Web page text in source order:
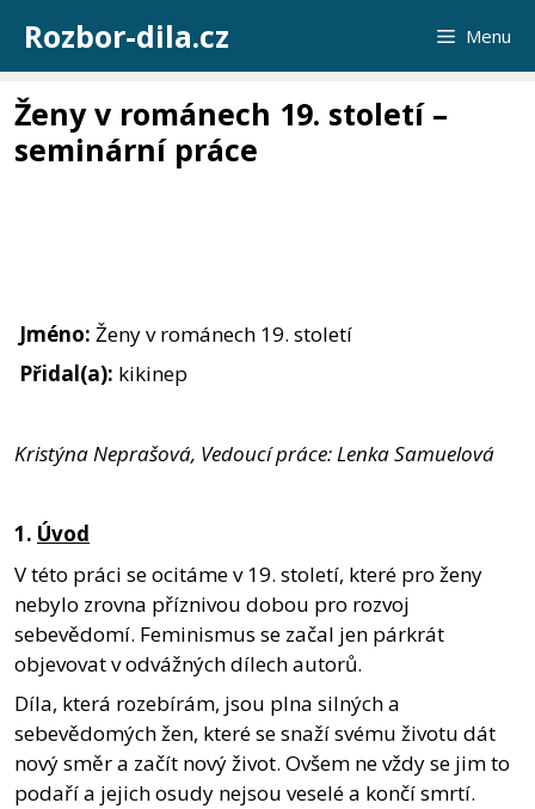
obsah
Rozbor-dila.cz Menu
Ženy v románech 19. století –
seminární práce
Jméno: Ženy v románech 19. století
Přidal(a): kikinep
Kristýna Neprašová, Vedoucí práce: Lenka Samuelová
1. Úvod
V této práci se ocitáme v 19. století, které pro ženy
nebylo zrovna příznivou dobou pro rozvoj
sebevědomí. Feminismus se začal jen párkrát
objevovat v odvážných dílech autorů.
Díla, která rozebírám, jsou plna silných a
sebevědomých žen, které se snaží svému životu dát
nový směr a začít nový život. Ovšem ne vždy se jim to
podaří a jejich osudy nejsou veselé a končí smrtí.